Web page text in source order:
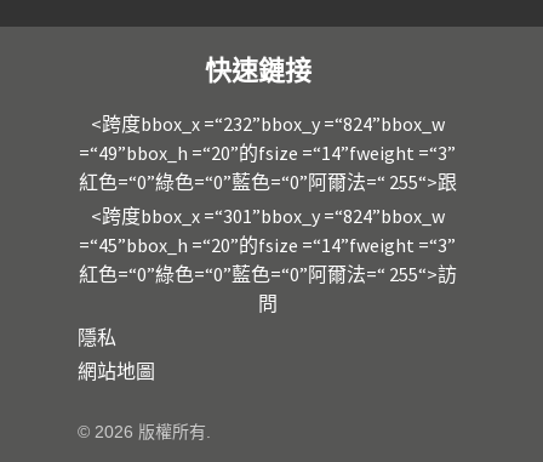
快速鏈接
<跨度bbox_x =“232”bbox_y =“824”bbox_w
=“49”bbox_h =“20”的fsize =“14”fweight =“3”
紅色=“0”綠色=“0”藍色=“0”阿爾法=“ 255“>跟
<跨度bbox_x =“301”bbox_y =“824”bbox_w
=“45”bbox_h =“20”的fsize =“14”fweight =“3”
紅色=“0”綠色=“0”藍色=“0”阿爾法=“ 255“>訪
問
隱私
網站地圖
© 2026 版權所有.